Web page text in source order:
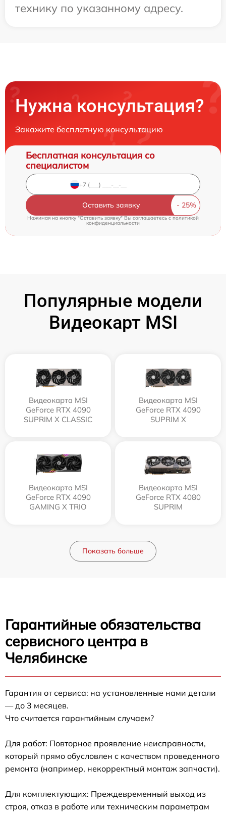
технику по указанному адресу.
Нужна консультация?
Закажите бесплатную консультацию
Бесплатная консультация со
специалистом
Оставить заявку
Нажимая на кнопку "Оставить заявку" Вы соглашаетесь cполитикой
конфиденциальности
Популярные модели
Видеокарт MSI
Видеокарта MSI
GeForce RTX 4090
SUPRIM X CLASSIC
Видеокарта MSI
GeForce RTX 4090
SUPRIM X
Видеокарта MSI
GeForce RTX 4090
GAMING X TRIO
Видеокарта MSI
GeForce RTX 4080
SUPRIM
Показать больше
Гарантийные обязательства
сервисного центра в
Челябинске
Гарантия от сервиса: на установленные нами детали
— до 3 месяцев.
Что считается гарантийным случаем?
Для работ: Повторное проявление неисправности,
который прямо обусловлен с качеством проведенного
ремонта (например, некорректный монтаж запчасти).
Для комплектующих: Преждевременный выход из
строя, отказ в работе или техническим параметрам